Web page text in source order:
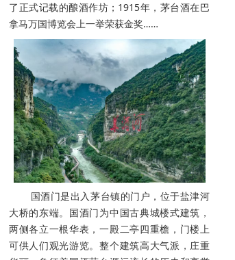
了正式记载的酿酒作坊；1915年，茅台酒在巴
拿马万国博览会上一举荣获金奖……
国酒门是出入茅台镇的门户，位于盐津河
大桥的东端。国酒门为中国古典城楼式建筑，
两侧各立一根华表，一殿二亭四重檐，门楼上
可供人们观光游览。整个建筑高大气派，庄重